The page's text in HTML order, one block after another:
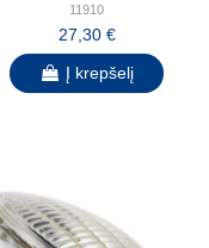
11910
27,30 €
Į krepšelį